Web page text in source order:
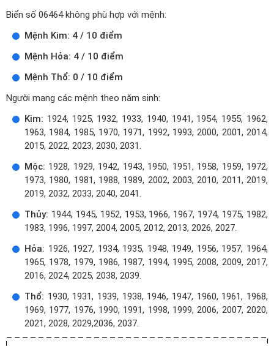
Biển số 06464 không phù hợp với mệnh:
Mệnh Kim: 4 / 10 điểm
Mệnh Hỏa: 4 / 10 điểm
Mệnh Thổ: 0 / 10 điểm
Người mang các mệnh theo năm sinh:
Kim: 1924, 1925, 1932, 1933, 1940, 1941, 1954, 1955, 1962,
1963, 1984, 1985, 1970, 1971, 1992, 1993, 2000, 2001, 2014,
2015, 2022, 2023, 2030, 2031.
Mộc: 1928, 1929, 1942, 1943, 1950, 1951, 1958, 1959, 1972,
1973, 1980, 1981, 1988, 1989, 2002, 2003, 2010, 2011, 2019,
2019, 2032, 2033, 2040, 2041.
Thủy: 1944, 1945, 1952, 1953, 1966, 1967, 1974, 1975, 1982,
1983, 1996, 1997, 2004, 2005, 2012, 2013, 2026, 2027.
Hỏa: 1926, 1927, 1934, 1935, 1948, 1949, 1956, 1957, 1964,
1965, 1978, 1979, 1986, 1987, 1994, 1995, 2008, 2009, 2017,
2016, 2024, 2025, 2038, 2039.
Thổ: 1930, 1931, 1939, 1938, 1946, 1947, 1960, 1961, 1968,
1969, 1977, 1976, 1990, 1991, 1998, 1999, 2006, 2007, 2020,
2021, 2028, 2029,2036, 2037.